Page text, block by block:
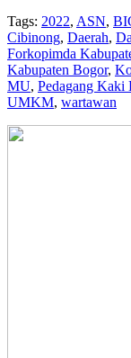
Tags: 2022, ASN,
Cibinong, Daerah,
Forkopimda
Kabupaten Bogor,
MU, Pedagang Kaki
UMKM, wartawan